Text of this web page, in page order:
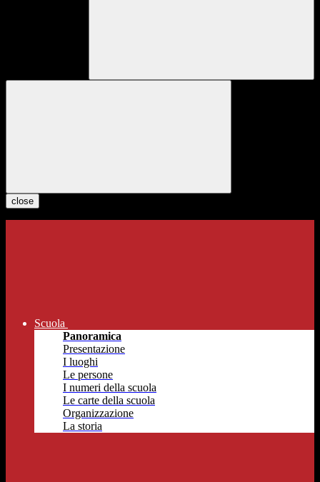
close
Scuola
Panoramica
Presentazione
I luoghi
Le persone
I numeri della scuola
Le carte della scuola
Organizzazione
La storia